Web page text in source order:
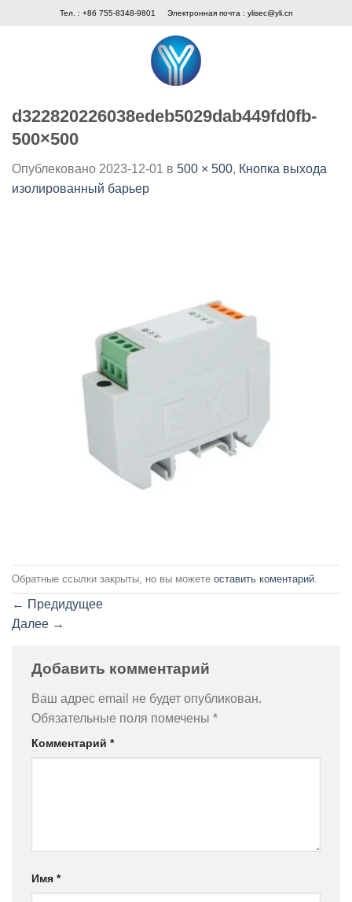
Тел. : +86 755-8348-9801 Электронная почта : ylisec@yli.cn
d322820226038edeb5029dab449fd0fb-
500×500
Опублековано 2023-12-01 в 500 × 500, Кнопка выхода
изолированный барьер
Обратные ссылки закрыты, но вы можете оставить коментарий
← Предидущее
Далее →
Добавить комментарий
Ваш адрес email не будет опубликован.
Обязательные поля помечены *
Комментарий *
Имя *